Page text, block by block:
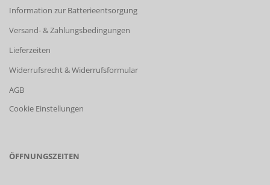
Information zur Batterieentsorgung
Versand- & Zahlungsbedingungen
Lieferzeiten
Widerrufsrecht & Widerrufsformular
AGB
Cookie Einstellungen
ÖFFNUNGSZEITEN